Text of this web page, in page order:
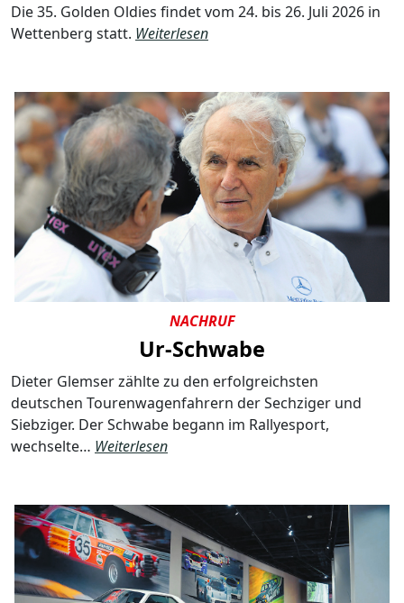
Die 35. Golden Oldies findet vom 24. bis 26. Juli 2026 in
Wettenberg statt. Weiterlesen
NACHRUF
Ur-Schwabe
Dieter Glemser zählte zu den erfolgreichsten
deutschen Tourenwagenfahrern der Sechziger und
Siebziger. Der Schwabe begann im Rallyesport,
wechselte… Weiterlesen